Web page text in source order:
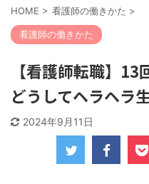
HOME > 看護師の働きかた >
看護師の働きかた
【看護師転職】
どうしてヘラヘラ
2024年9月11日